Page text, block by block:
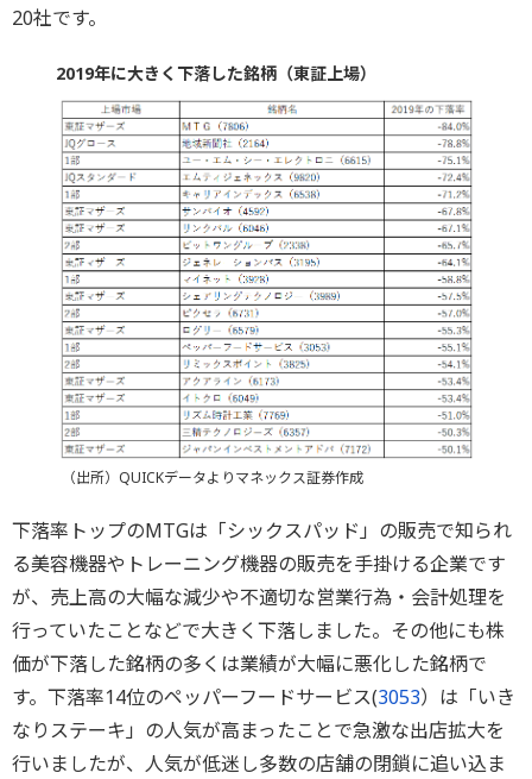
20社です。
2019年に大きく下落した銘柄（東証上場）
（出所）QUICKデータよりマネックス証券作成
下落率トップのMTGは「シックスパッド」の販売で知られ
る美容機器やトレーニング機器の販売を手掛ける企業です
が、売上高の大幅な減少や不適切な営業行為・会計処理を
行っていたことなどで大きく下落しました。その他にも株
価が下落した銘柄の多くは業績が大幅に悪化した銘柄で
す。下落率14位のペッパーフードサービス(3053）は「いき
なりステーキ」の人気が高まったことで急激な出店拡大を
行いましたが、人気が低迷し多数の店舗の閉鎖に追い込ま